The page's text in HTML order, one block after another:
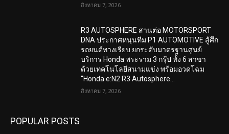
สิงหาคม 7, 2026
R3 AUTOSPHERE สานต่อ MOTORSPORT
DNA ประกาศหนุนทีม P1 AUTOMOTIVE สู้ศึก
รถยนต์ทางเรียบ ยกระดับมาตรฐานศูนย์
บริการ Honda พระราม 3 กรุ๊ป ทั้ง 6 สาขา
ด้วยเทคโนโลยีสนามแข่ง พร้อมอวดโฉม
“Honda e:N2 R3 Autosphere...
สิงหาคม 7, 2026
POPULAR POSTS